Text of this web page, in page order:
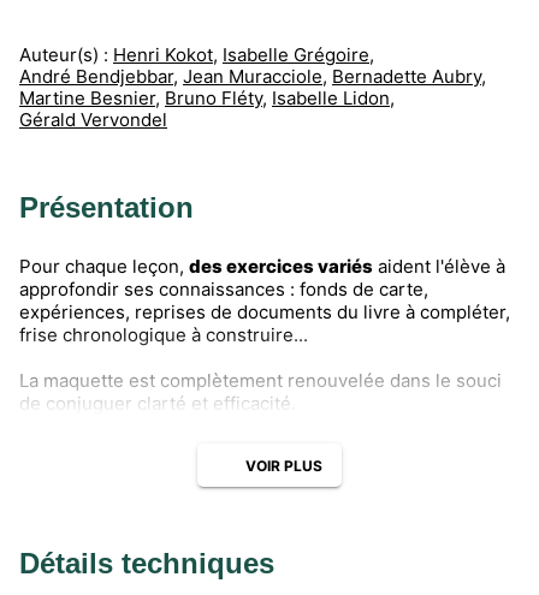
Auteur(s) : Henri Kokot, Isabelle Grégoire,
André Bendjebbar, Jean Muracciole, Bernadette Aubry,
Martine Besnier, Bruno Fléty, Isabelle Lidon,
Gérald Vervondel
Présentation
Pour chaque leçon, des exercices variés aident l'élève à
approfondir ses connaissances : fonds de carte,
expériences, reprises de documents du livre à compléter,
frise chronologique à construire...
La maquette est complètement renouvelée dans le souci
de conjuguer clarté et efficacité.
VOIR PLUS
Détails techniques